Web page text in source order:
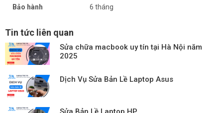
Bảo hành 6 tháng
Tin tức liên quan
Sửa chữa macbook uy tín tại Hà Nội năm
2025
Dịch Vụ Sửa Bản Lề Laptop Asus